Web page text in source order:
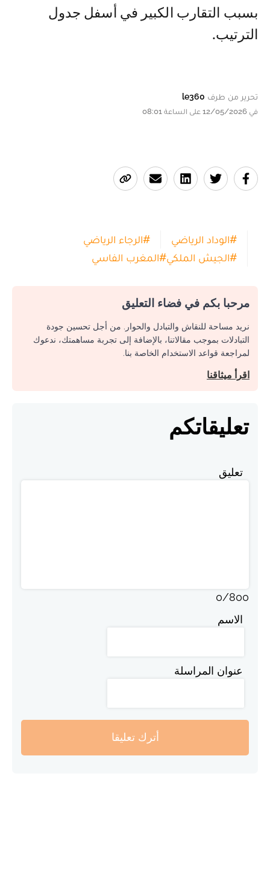
بسبب التقارب الكبير في أسفل جدول
الترتيب.
تحرير من طرف le360
في 12/05/2026 على الساعة 08:01
#الوداد الرياضي #الرجاء الرياضي
#الجيش الملكي#المغرب الفاسي
مرحبا بكم في فضاء التعليق
نريد مساحة للنقاش والتبادل والحوار. من أجل تحسين جودة
التبادلات بموجب مقالاتنا، بالإضافة إلى تجربة مساهمتك، ندعوك
لمراجعة قواعد الاستخدام الخاصة بنا.
اقرأ ميثاقنا
تعليقاتكم
تعليق
0/800
الاسم
عنوان المراسلة
أترك تعليقا